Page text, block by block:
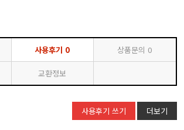
사용후기 0 상품문의 0
교환정보
사용후기 쓰기 더보기